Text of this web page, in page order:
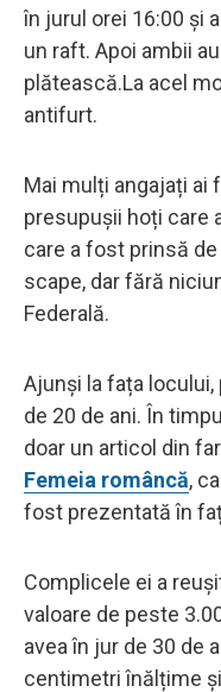
în jurul orei 16:00 și
un raft. Apoi ambii
plătească.La acel
antifurt.
Mai mulți angajați ai
presupușii hoți care
care a fost prinsă
scape, dar fără
Federală.
Ajunși la fața
de 20 de ani. În
doar un articol din
Femeia româncă,
fost prezentată în
Complicele ei a
valoare de peste
avea în jur de 30 de
centimetri înălțime